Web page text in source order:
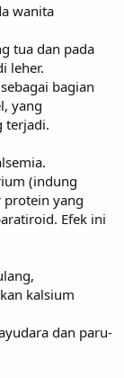
wanita
tua dan pada
leher.
bagian
yang
terjadi.
(indung
protein yang
Efek ini
kalsium
dan paru-